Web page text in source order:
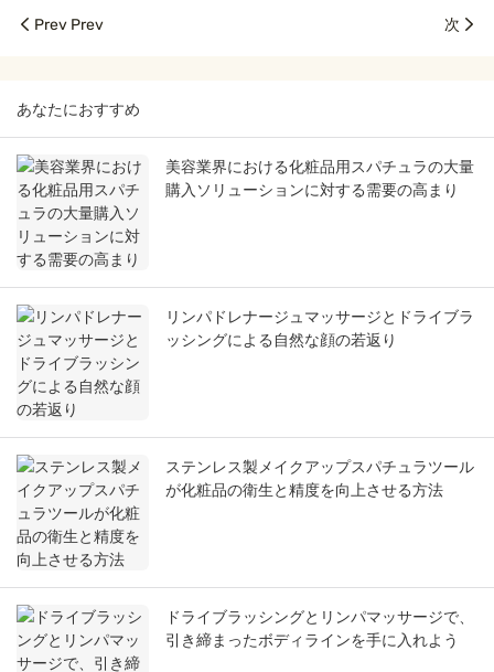
Prev Prev 次
あなたにおすすめ
美容業界における化粧品用スパチュラの大量
購入ソリューションに対する需要の高まり
リンパドレナージュマッサージとドライブラ
ッシングによる自然な顔の若返り
ステンレス製メイクアップスパチュラツール
が化粧品の衛生と精度を向上させる方法
ドライブラッシングとリンパマッサージで、
引き締まったボディラインを手に入れよう